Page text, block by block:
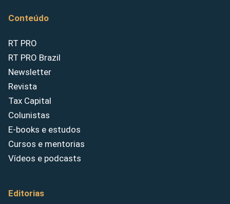
Conteúdo
RT PRO
RT PRO Brazil
Newsletter
Revista
Tax Capital
Colunistas
E-books e estudos
Cursos e mentorias
Vídeos e podcasts
Editorias